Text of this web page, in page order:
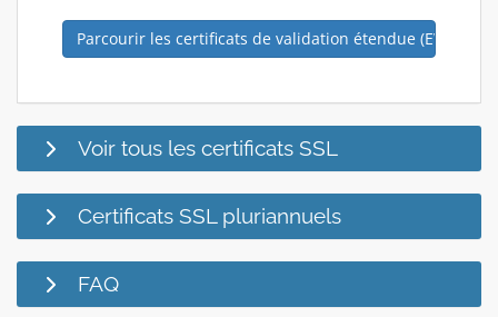
Parcourir les certificats de validation étendue (EV)
Voir tous les certificats SSL
Certificats SSL pluriannuels
FAQ